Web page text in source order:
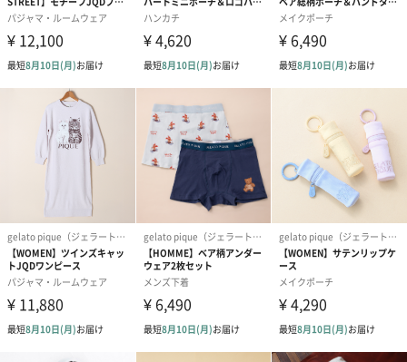
ふんわり、もこもこの’ジェラート’素材を使用し、フードにエルモ
の顔を立体的にあしらいました。背面にはロゴジャガードを大き
く入れ、フロントポケットにはエルモが大切にしているぬいぐる
みのベビー・デイビッドのジャガードを入れています。
クッキーモンスター
ふんわり、もこもこの’ジェラート’素材を使用し、フードにクッキ
ーモンスターの顔を立体的にあしらいました。背面にはロゴジャ
ガードを大きく入れ、フロントポケットにはクッキーモンスター
が大好きなクッキーのジャガードも入っています。